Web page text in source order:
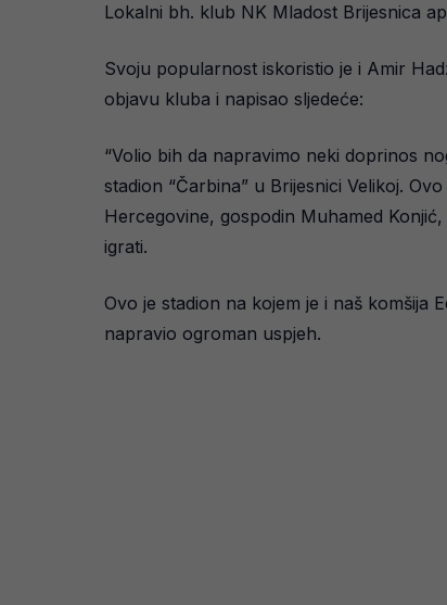
Lokalni bh. klub NK Mladost Brijesnica
Svoju popularnost iskoristio je i Amir
objavu kluba i napisao sljedeće:
“Volio bih da napravimo neki doprinos
stadion “Čarbina” u Brijesnici Velikoj.
Hercegovine, gospodin Muhamed
igrati.
Ovo je stadion na kojem je i naš komšija
napravio ogroman uspjeh.